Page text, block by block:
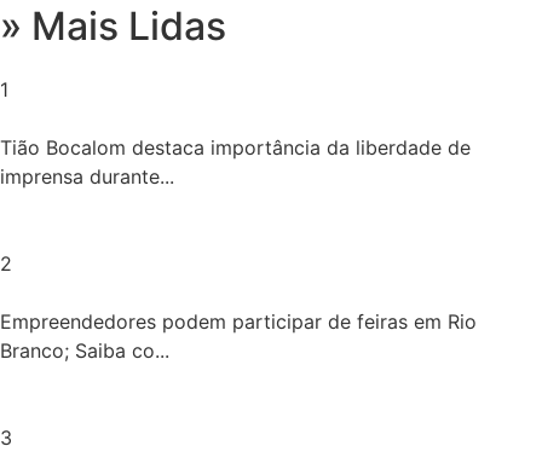
» Mais Lidas
1
Tião Bocalom destaca importância da liberdade de
imprensa durante...
2
Empreendedores podem participar de feiras em Rio
Branco; Saiba co...
3